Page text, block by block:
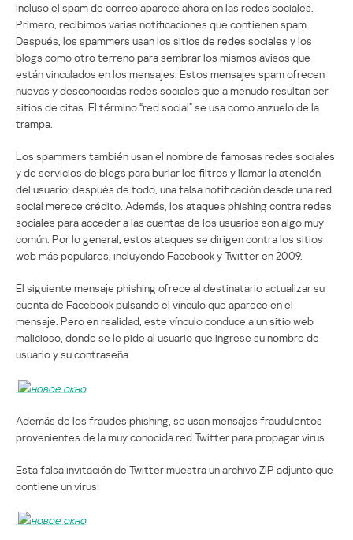
Incluso el spam de correo aparece ahora en las redes sociales.
Primero, recibimos varias notificaciones que contienen spam.
Después, los spammers usan los sitios de redes sociales y los
blogs como otro terreno para sembrar los mismos avisos que
están vinculados en los mensajes. Estos mensajes spam ofrecen
nuevas y desconocidas redes sociales que a menudo resultan ser
sitios de citas. El término “red social” se usa como anzuelo de la
trampa.
Los spammers también usan el nombre de famosas redes sociales
y de servicios de blogs para burlar los filtros y llamar la atención
del usuario; después de todo, una falsa notificación desde una red
social merece crédito. Además, los ataques phishing contra redes
sociales para acceder a las cuentas de los usuarios son algo muy
común. Por lo general, estos ataques se dirigen contra los sitios
web más populares, incluyendo Facebook y Twitter en 2009.
El siguiente mensaje phishing ofrece al destinatario actualizar su
cuenta de Facebook pulsando el vínculo que aparece en el
mensaje. Pero en realidad, este vínculo conduce a un sitio web
malicioso, donde se le pide al usuario que ingrese su nombre de
usuario y su contraseña
Además de los fraudes phishing, se usan mensajes fraudulentos
provenientes de la muy conocida red Twitter para propagar virus.
Esta falsa invitación de Twitter muestra un archivo ZIP adjunto que
contiene un virus: